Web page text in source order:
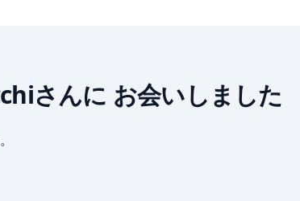
さんに お会いしました